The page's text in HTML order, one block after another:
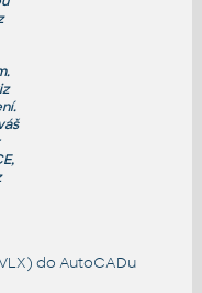
.
do AutoCADu